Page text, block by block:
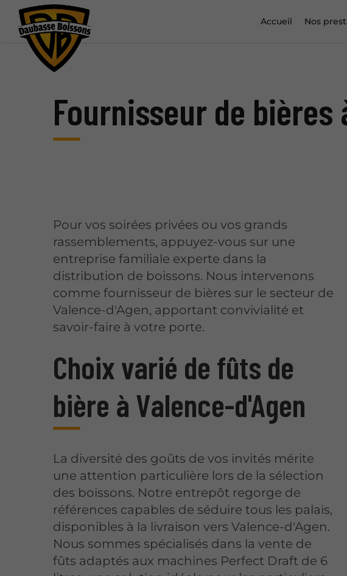
Accueil Nos
Fournisseur de bières
Pour vos soirées privées ou vos grands
rassemblements, appuyez-vous sur une
entreprise familiale experte dans la
distribution de boissons. Nous intervenons
comme fournisseur de bières sur le secteur de
Valence-d'Agen, apportant convivialité et
savoir-faire à votre porte.
Choix varié de fûts de
bière à Valence-d'Agen
La diversité des goûts de vos invités mérite
une attention particulière lors de la sélection
des boissons. Notre entrepôt regorge de
références capables de séduire tous les palais,
disponibles à la livraison vers Valence-d'Agen.
Nous sommes spécialisés dans la vente de
fûts adaptés aux machines Perfect Draft de 6